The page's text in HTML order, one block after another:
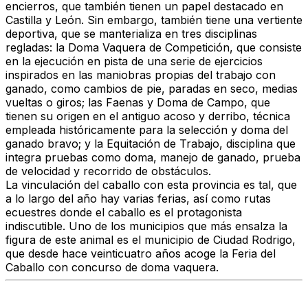
encierros, que también tienen un papel destacado en
Castilla y León. Sin embargo, también tiene una vertiente
deportiva, que se manterializa en tres disciplinas
regladas: la Doma Vaquera de Competición, que consiste
en la ejecución en pista de una serie de ejercicios
inspirados en las maniobras propias del trabajo con
ganado, como cambios de pie, paradas en seco, medias
vueltas o giros; las Faenas y Doma de Campo, que
tienen su origen en el antiguo acoso y derribo, técnica
empleada históricamente para la selección y doma del
ganado bravo; y la Equitación de Trabajo, disciplina que
integra pruebas como doma, manejo de ganado, prueba
de velocidad y recorrido de obstáculos.
La vinculación del caballo con esta provincia es tal, que
a lo largo del año hay varias ferias, así como rutas
ecuestres donde el caballo es el protagonista
indiscutible. Uno de los municipios que más ensalza la
figura de este animal es el municipio de Ciudad Rodrigo,
que desde hace veinticuatro años acoge la Feria del
Caballo con concurso de doma vaquera.